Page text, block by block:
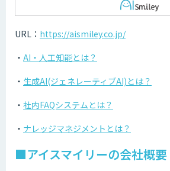
URL： https://aismiley.co.jp/
・ AI・人工知能とは？
・ 生成AI(ジェネレーティブAI)とは？
・ 社内FAQシステムとは？
・ ナレッジマネジメントとは？
■アイスマイリーの会社概要